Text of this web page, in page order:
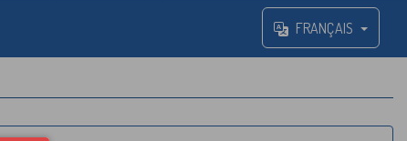
FRANÇAIS